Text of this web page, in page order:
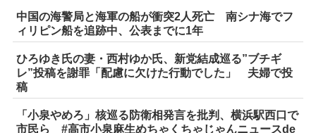
中国の海警局と海軍の船が衝突2人死亡 南シナ海でフ
ィリピン船を追跡中、公表までに1年
ひろゆき氏の妻・西村ゆか氏、新党結成巡る”ブチギ
レ”投稿を謝罪「配慮に欠けた行動でした」 夫婦で投
稿
「小泉やめろ」核巡る防衛相発言を批判、横浜駅西口で
市民ら #高市小泉麻生めちゃくちゃじゃんニュースde